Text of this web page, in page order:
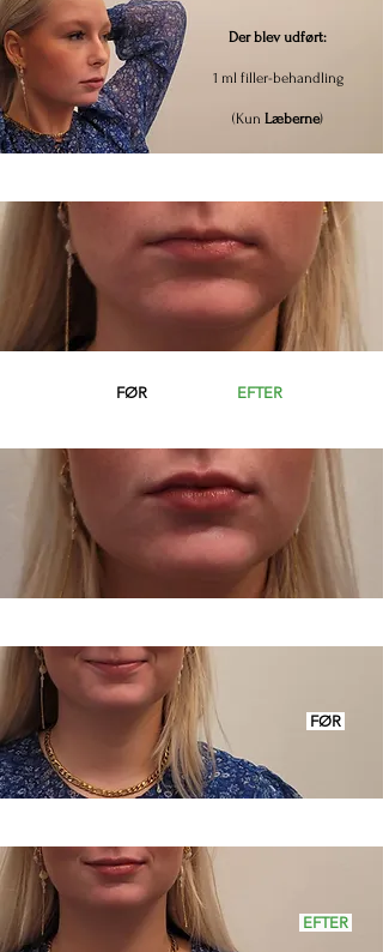
Der blev udført:
1 ml filler-behandling
(Kun Læberne)
FØR EFTER
FØR
EFTER